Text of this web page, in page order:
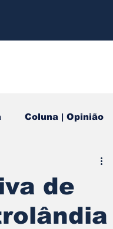
Coluna | Opinião
de